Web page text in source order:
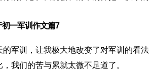
初一军训作文篇7
的军训，让我极大地改变了对军训的看
，我们的苦与累就太微不足道了。